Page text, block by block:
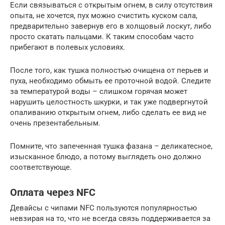
Если связываться с открытым огнем, в силу отсутствия
опыта, не хочется, пух можно счистить куском сала,
предварительно завернув его в холщовый лоскут, либо
просто скатать пальцами. К таким способам часто
прибегают в полевых условиях.
После того, как тушка полностью очищена от перьев и
пуха, необходимо обмыть ее проточной водой. Следите
за температурой воды – слишком горячая может
нарушить целостность шкурки, и так уже подвергнутой
опаливанию открытым огнем, либо сделать ее вид не
очень презентабельным.
Помните, что запеченная тушка фазана – деликатесное,
изысканное блюдо, а потому выглядеть оно должно
соответствующе.
Оплата через NFC
Девайсы с чипами NFC пользуются популярностью
невзирая на то, что не всегда связь поддерживается за